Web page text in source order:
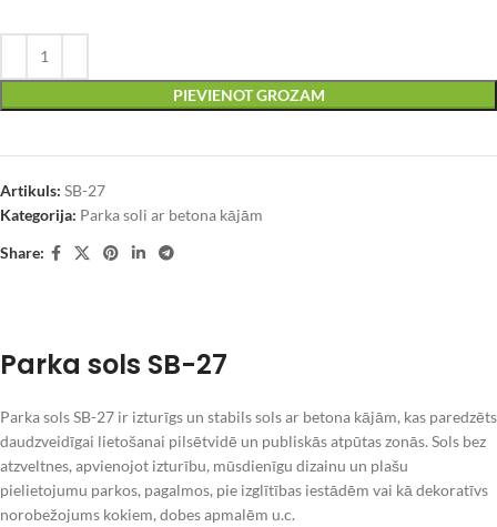
PIEVIENOT GROZAM
Artikuls: SB-27
Kategorija: Parka soli ar betona kājām
Share:
Parka sols SB-27
Parka sols SB-27 ir izturīgs un stabils sols ar betona kājām, kas paredzēts
daudzveidīgai lietošanai pilsētvidē un publiskās atpūtas zonās. Sols bez
atzveltnes, apvienojot izturību, mūsdienīgu dizainu un plašu
pielietojumu parkos, pagalmos, pie izglītības iestādēm vai kā dekoratīvs
norobežojums kokiem, dobes apmalēm u.c.